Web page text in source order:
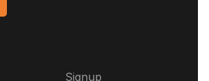
Signup